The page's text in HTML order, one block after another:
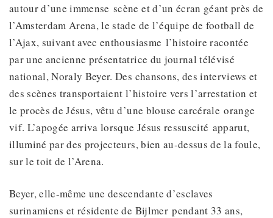
autour d’une immense scène et d’un écran géant près de
l’Amsterdam Arena, le stade de l’équipe de football de
l’Ajax, suivant avec enthousiasme l’histoire racontée
par une ancienne présentatrice du journal télévisé
national, Noraly Beyer. Des chansons, des interviews et
des scènes transportaient l’histoire vers l’arrestation et
le procès de Jésus, vêtu d’une blouse carcérale orange
vif. L’apogée arriva lorsque Jésus ressuscité apparut,
illuminé par des projecteurs, bien au-dessus de la foule,
sur le toit de l’Arena.
Beyer, elle-même une descendante d’esclaves
surinamiens et résidente de Bijlmer pendant 33 ans,